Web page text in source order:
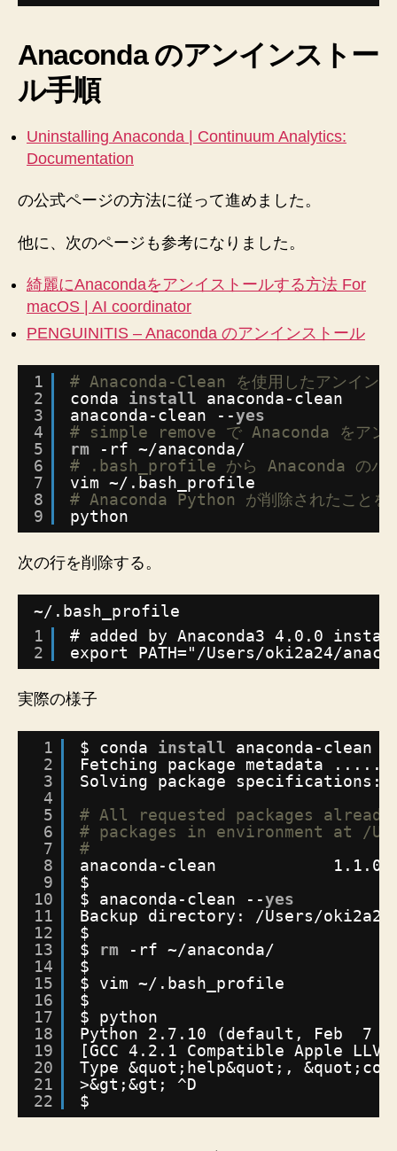
Anaconda のアンインストー
ル手順
Uninstalling Anaconda | Continuum Analytics:
Documentation
の公式ページの方法に従って進めました。
他に、次のページも参考になりました。
綺麗にAnacondaをアンイストールする方法 For
macOS | AI coordinator
PENGUINITIS – Anaconda のアンインストール
1
2
3
4
5
6
7
8
9
# Anaconda-Clean を使用したアンインス
conda install
anaconda-clean
anaconda-clean --yes
# simple remove で Anaconda をアンイ
rm
-rf ~/anaconda/
# .bash_profile から Anaconda のパ
vim ~/.bash_profile
# Anaconda Python が削除されたことを
python
次の行を削除する。
~/.bash_profile
1
2
# added by Anaconda3 4.0.0
export PATH="/Users/oki2a24/
実際の様子
1
2
3
4
5
6
7
8
9
10
11
12
13
14
15
16
17
18
19
20
21
22
$ conda install
anaconda-clean
Fetching package metadata
Solving package specifications:
# All requested packages
# packages in environment at /
#
anaconda-clean            1.1.0
$
$ anaconda-clean --yes
Backup directory: /Users/
$
$ rm -rf ~/anaconda/
$
$ vim ~/.bash_profile
$
$ python
Python 2.7.10 (default, Feb  7
[GCC 4.2.1 Compatible Apple
Type &quot;help&quot;,
>&gt;&gt; ^D
$